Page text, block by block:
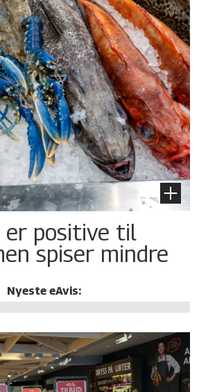
er positive til
spiser mindre
Nyeste eAvis: